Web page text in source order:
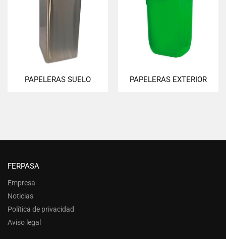
PAPELERAS SUELO PAPELERAS EXTERIOR
FERPASA
Empresa
Noticias
Política de privacidad
Aviso legal